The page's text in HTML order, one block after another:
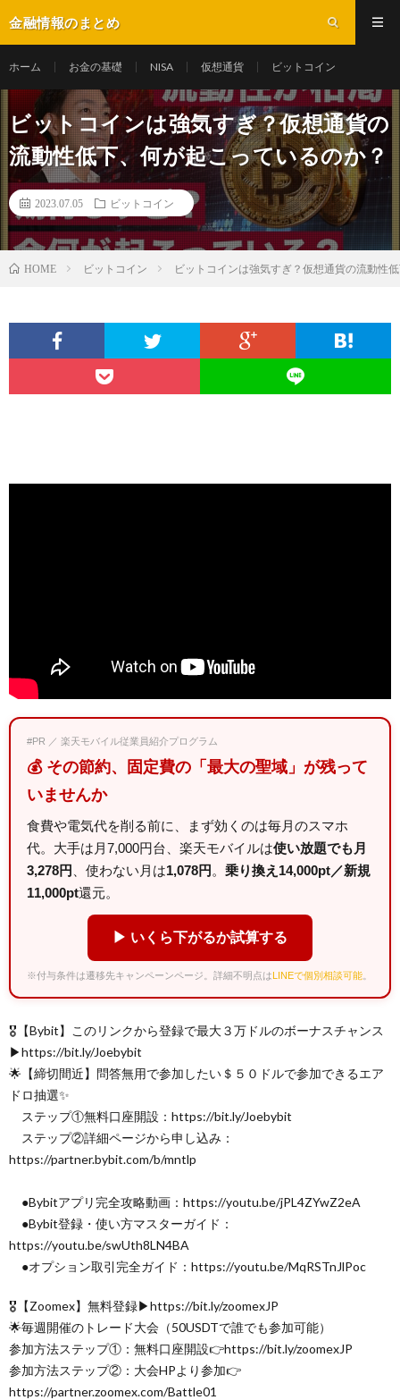
金融情報のまとめ
ホーム お金の基礎 NISA 仮想通貨 ビットコイン
ビットコインは強気すぎ？仮想通貨の
流動性低下、何が起こっているのか？
2023.07.05 ビットコイン
HOME ビットコイン ビットコインは強気すぎ？仮想通貨の流動性
#PR ／ 楽天モバイル従業員紹介プログラム
💰 その節約、固定費の「最大の聖域」が残って
いませんか
食費や電気代を削る前に、まず効くのは毎月のスマホ
代。大手は月7,000円台、楽天モバイルは使い放題でも月
3,278円
、使わない月は1,078円 。 乗り換え14,000pt／新規
11,000pt還元。
▶ いくら下がるか試算する
※付与条件は遷移先キャンペーンページ。詳細不明点はLINEで個別相談可能
🎖【Bybit】このリンクから登録で最大３万ドルのボーナスチャンス
▶︎https://bit.ly/Joebybit
🌟【締切間近】問答無用で参加したい＄５０ドルで参加できるエア
ドロ抽選✨
ステップ①無料口座開設：https://bit.ly/Joebybit
ステップ②詳細ページから申し込み：
https://partner.bybit.com/b/mntlp
●Bybitアプリ完全攻略動画：https://youtu.be/jPL4ZYwZ2eA
●Bybit登録・使い方マスターガイド：
https://youtu.be/swUth8LN4BA
●オプション取引完全ガイド：https://youtu.be/MqRSTnJlPoc
🎖【Zoomex】無料登録▶︎https://bit.ly/zoomexJP
🌟毎週開催のトレード大会（50USDTで誰でも参加可能）
参加方法ステップ①：無料口座開設👉https://bit.ly/zoomexJP
参加方法ステップ②：大会HPより参加👉
https://partner.zoomex.com/Battle01